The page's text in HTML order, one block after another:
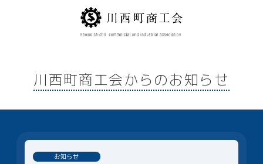
川西町商工会からのお知らせ
お知らせ